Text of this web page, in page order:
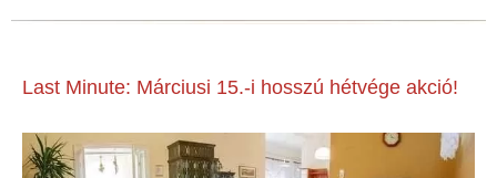
Last Minute: Márciusi 15.-i hosszú hétvége akció!